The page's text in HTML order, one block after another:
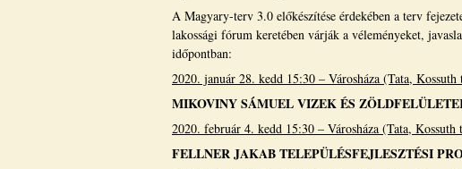
A Magyary-terv 3.0 előkészítése érdekében a terv
lakossági fórum keretében várják a véleményeket,
időpontban:
2020. január 28. kedd 15:30 – Városháza (Tata, Kossuth
MIKOVINY SÁMUEL VIZEK ÉS
2020. február 4. kedd 15:30 – Városháza (Tata, Kossuth
FELLNER JAKAB TELEPÜLÉSFEJLESZTÉSI